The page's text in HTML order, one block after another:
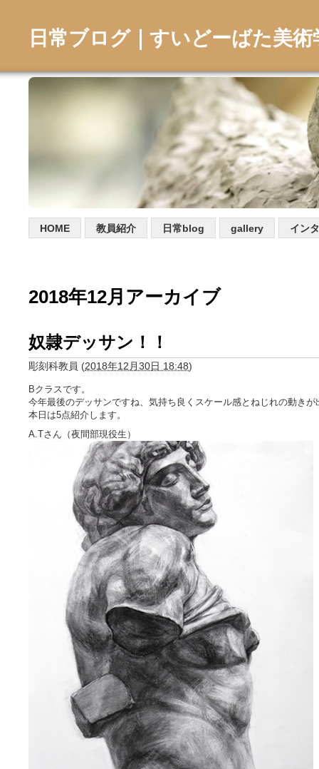
日常ブログ｜すいどーばた美術
HOME 教員紹介 日常blog gallery イン
2018年12月アーカイブ
奴隷デッサン！！
彫刻科教員 (2018年12月30日 18:48)
Bクラスです。
今年最後のデッサンですね、気持ち良くスケール感とねじれの動きが
本日は5点紹介します。
A.Tさん（夜間部現役生）